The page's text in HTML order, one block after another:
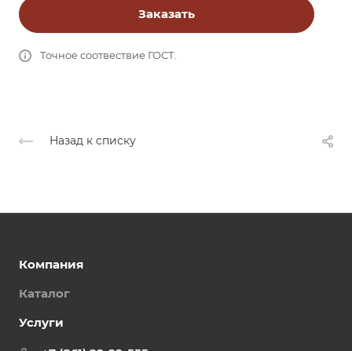
Заказать
Точное соотвествие ГОСТ.
Назад к списку
Компания
Каталог
Услуги